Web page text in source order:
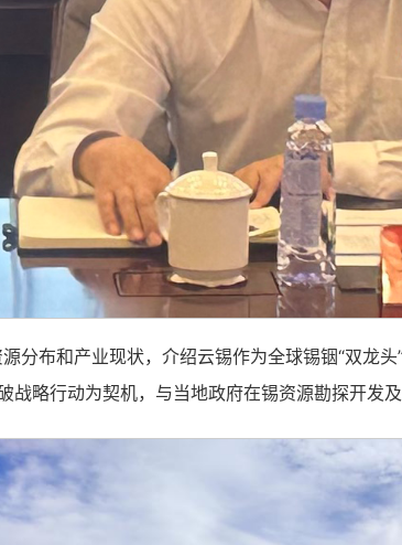
分布和产业现状，介绍云锡作为全球锡铟“双龙
略行动为契机，与当地政府在锡资源勘探开发